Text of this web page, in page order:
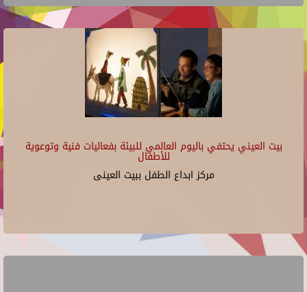
بيت العيني يحتفي باليوم العالمي للبيئة بفعاليات فنية وتوعوية
للأطفال
مركز ابداع الطفل ببيت العينى